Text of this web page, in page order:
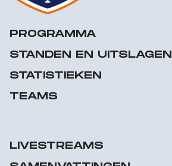
PROGRAMMA
STANDEN EN UITSLAGEN
STATISTIEKEN
TEAMS
LIVESTREAMS